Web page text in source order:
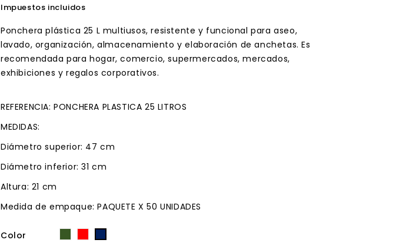
Impuestos incluidos
Ponchera plástica 25 L multiusos, resistente y funcional para aseo,
lavado, organización, almacenamiento y elaboración de anchetas. Es
recomendada para hogar, comercio, supermercados, mercados,
exhibiciones y regalos corporativos.
REFERENCIA: PONCHERA PLASTICA 25 LITROS
MEDIDAS:
Diámetro superior: 47 cm
Diámetro inferior: 31 cm
Altura: 21 cm
Medida de empaque: PAQUETE X 50 UNIDADES
Color Azul